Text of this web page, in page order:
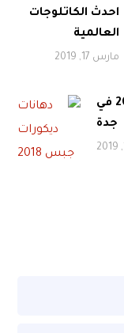
احدث الكاتلوجات
العالمية
مارس 17, 2019
دهانات ديكورات جبس 2018 في
جدة